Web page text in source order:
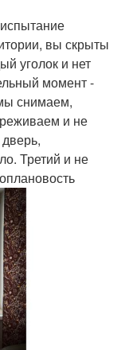
вы скрыты
уголок и нет
момент -
снимаем,
и не
Третий и не